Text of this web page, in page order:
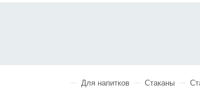
Для напитков Стаканы